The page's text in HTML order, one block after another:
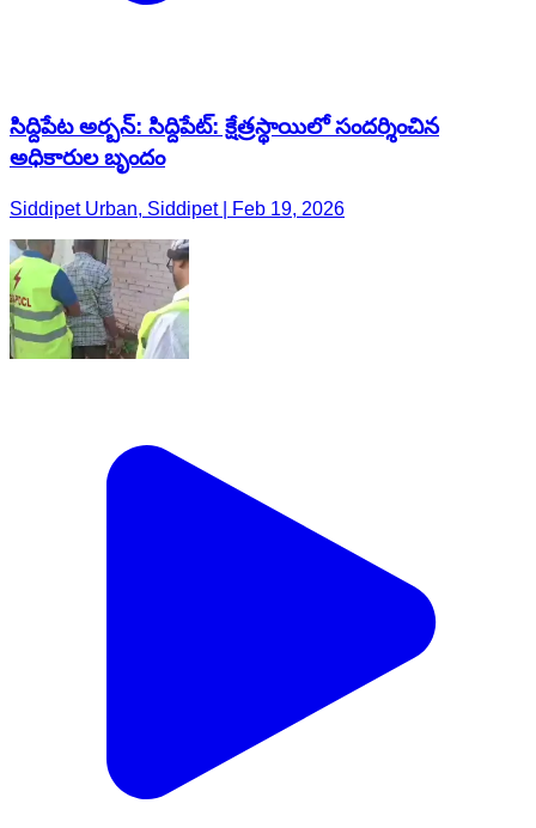
సిద్దిపేట అర్బన్: సిద్దిపేట్: క్షేత్రస్థాయిలో సందర్శించిన
అధికారుల బృందం
Siddipet Urban, Siddipet | Feb 19, 2026